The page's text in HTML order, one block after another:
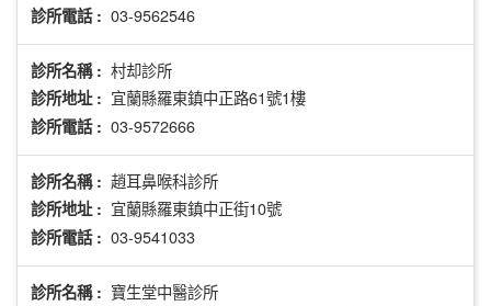
診所電話 : 03-9562546
診所名稱 : 村却診所
診所地址 : 宜蘭縣羅東鎮中正路61號1樓
診所電話 : 03-9572666
診所名稱 : 趙耳鼻喉科診所
診所地址 : 宜蘭縣羅東鎮中正街10號
診所電話 : 03-9541033
診所名稱 : 寶生堂中醫診所